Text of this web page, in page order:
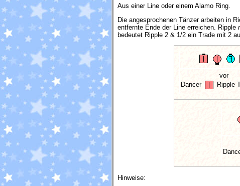
Aus einer Line oder einem Alamo Ring.
Die angesprochenen Tänzer arbeiten in
entfernte Ende der Line erreichen. Ripple
bedeutet Ripple 2 & 1/2 ein Trade mit 2
vor
Dancer
Ripple
Hinweise: